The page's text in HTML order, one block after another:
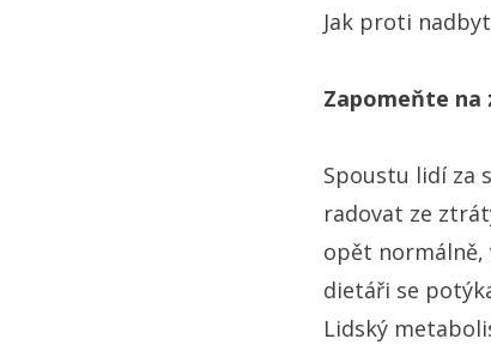
Jak proti
Zapomeňte na
Spoustu lidí za
radovat ze
opět normálně,
dietáři se
Lidský